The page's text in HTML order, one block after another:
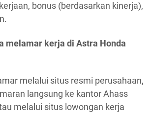
bonus (berdasarkan kinerja),
melamar kerja di Astra Honda
melalui situs resmi perusahaan,
langsung ke kantor Ahass
melalui situs lowongan kerja